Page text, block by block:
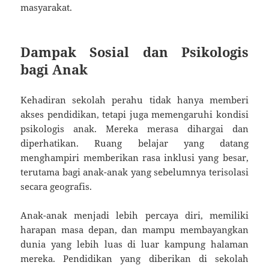
masyarakat.
Dampak Sosial dan Psikologis
bagi Anak
Kehadiran sekolah perahu tidak hanya memberi
akses pendidikan, tetapi juga memengaruhi kondisi
psikologis anak. Mereka merasa dihargai dan
diperhatikan. Ruang belajar yang datang
menghampiri memberikan rasa inklusi yang besar,
terutama bagi anak-anak yang sebelumnya terisolasi
secara geografis.
Anak-anak menjadi lebih percaya diri, memiliki
harapan masa depan, dan mampu membayangkan
dunia yang lebih luas di luar kampung halaman
mereka. Pendidikan yang diberikan di sekolah